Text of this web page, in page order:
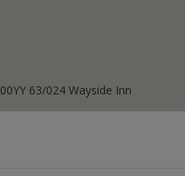
00YY 63/024 Wayside Inn